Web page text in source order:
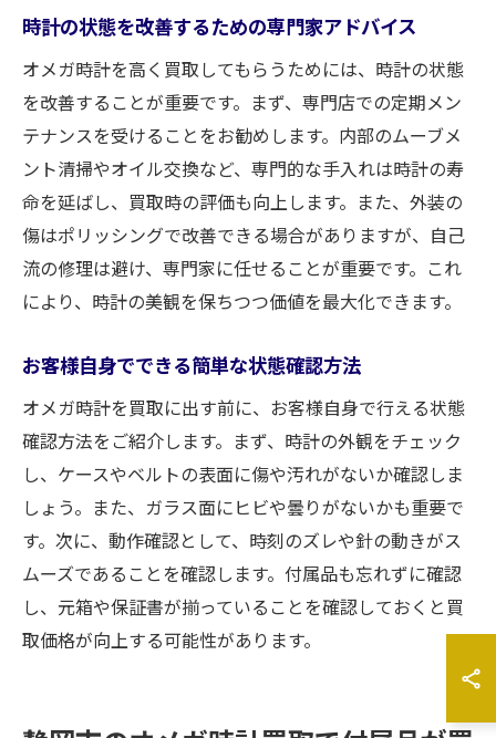
時計の状態を改善するための専門家アドバイス
オメガ時計を高く買取してもらうためには、時計の状態
を改善することが重要です。まず、専門店での定期メン
テナンスを受けることをお勧めします。内部のムーブメ
ント清掃やオイル交換など、専門的な手入れは時計の寿
命を延ばし、買取時の評価も向上します。また、外装の
傷はポリッシングで改善できる場合がありますが、自己
流の修理は避け、専門家に任せることが重要です。これ
により、時計の美観を保ちつつ価値を最大化できます。
お客様自身でできる簡単な状態確認方法
オメガ時計を買取に出す前に、お客様自身で行える状態
確認方法をご紹介します。まず、時計の外観をチェック
し、ケースやベルトの表面に傷や汚れがないか確認しま
しょう。また、ガラス面にヒビや曇りがないかも重要で
す。次に、動作確認として、時刻のズレや針の動きがス
ムーズであることを確認します。付属品も忘れずに確認
し、元箱や保証書が揃っていることを確認しておくと買
取価格が向上する可能性があります。